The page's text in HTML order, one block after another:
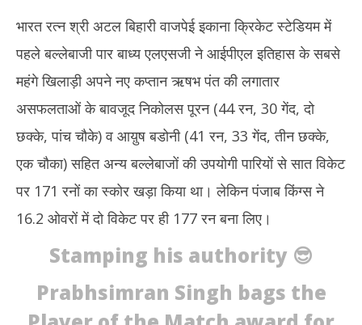
भारत रत्न श्री अटल बिहारी वाजपेई इकाना क्रिकेट स्टेडियम में
पहले बल्लेबाजी पार बाध्य एलएसजी ने आईपीएल इतिहास के सबसे
महंगे खिलाड़ी अपने नए कप्तान ऋषभ पंत की लगातार
असफलताओं के बावजूद निकोलस पूरन (44 रन, 30 गेंद, दो
छक्के, पांच चौके) व आय़ुष बडोनी (41 रन, 33 गेंद, तीन छक्के,
एक चौका) सहित अन्य बल्लेबाजों की उपयोगी पारियों से सात विकेट
पर 171 रनों का स्कोर खड़ा किया था। लेकिन पंजाब किंग्स ने
16.2 ओवरों में दो विकेट पर ही 177 रन बना लिए।
Stamping his authority 😎
Prabhsimran Singh bags the